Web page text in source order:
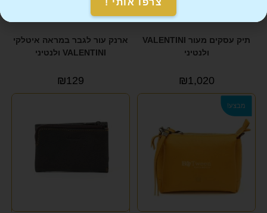
תיק עסקים מעור VALENTINI
ולנטיני
₪1,020
ארנק עור לגבר במראה איטלקי
VALENTINI ולנטיני
₪129
מבצע!